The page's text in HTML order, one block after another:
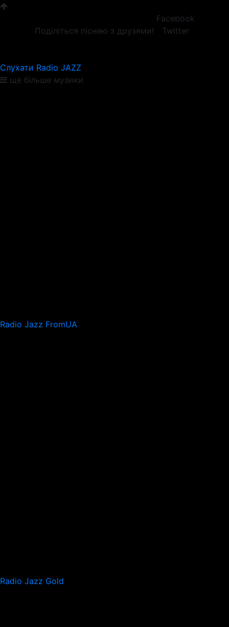
Поділіться піснею з друзями!
Facebook
Twitter
Слухати Radio JAZZ
ще більше музики
Radio Jazz FromUA
Radio Jazz Gold